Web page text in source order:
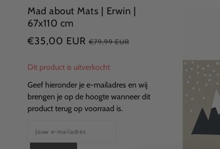
Mad about Mats | Erwin |
67x110 cm
€35,00 EUR €79,99 EUR
Dit product is uitverkocht
Geef hieronder je e-mailadres en wij
brengen je op de hoogte wanneer dit
product terug op voorraad is.